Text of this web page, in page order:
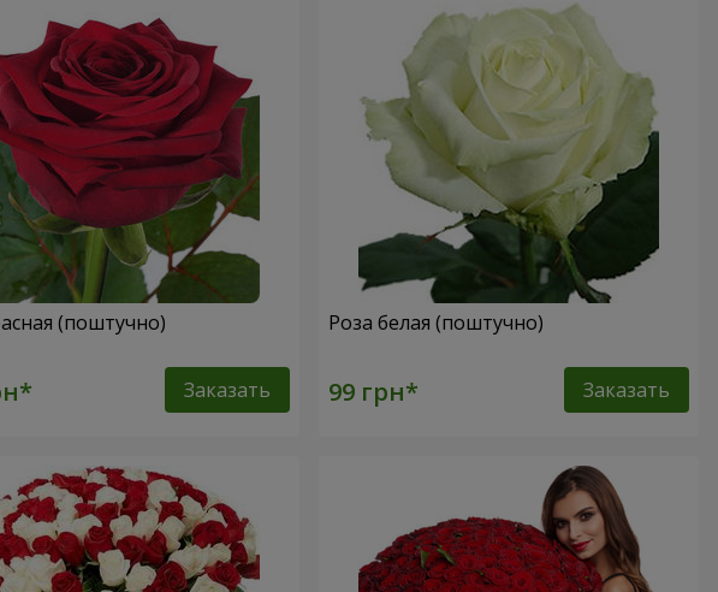
(поштучно)
Заказать
Роза белая (поштучно)
Заказать